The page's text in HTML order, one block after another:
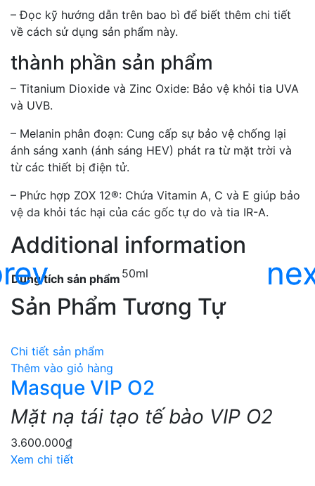
– Đọc kỹ hướng dẫn trên bao bì để biết thêm chi tiết
về cách sử dụng sản phẩm này.
thành phần sản phẩm
– Titanium Dioxide và Zinc Oxide: Bảo vệ khỏi tia UVA
và UVB.
– Melanin phân đoạn: Cung cấp sự bảo vệ chống lại
ánh sáng xanh (ánh sáng HEV) phát ra từ mặt trời và
từ các thiết bị điện tử.
– Phức hợp ZOX 12®: Chứa Vitamin A, C và E giúp bảo
vệ da khỏi tác hại của các gốc tự do và tia IR-A.
Additional information
Dung tích sản phẩm 50ml
Sản Phẩm Tương Tự
Chi tiết sản phẩm
Thêm vào giỏ hàng
Masque VIP O2
Mặt nạ tái tạo tế bào VIP O2
3.600.000₫
Xem chi tiết